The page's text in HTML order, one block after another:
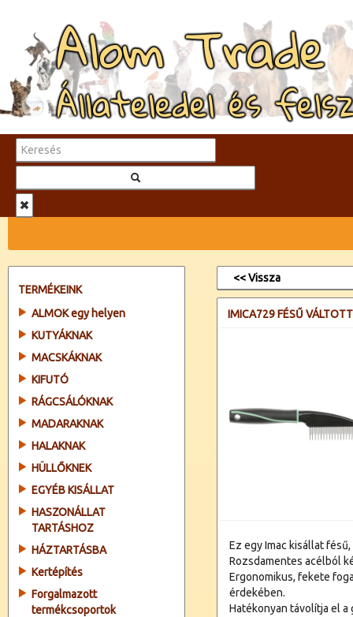
Alom Trade
Állateledel és
TERMÉKEINK
ALMOK egy helyen
KUTYÁKNAK
MACSKÁKNAK
KIFUTÓ
RÁGCSÁLÓKNAK
MADARAKNAK
HALAKNAK
HÜLLŐKNEK
EGYÉB KISÁLLAT
HASZONÁLLAT
TARTÁSHOZ
HÁZTARTÁSBA
Kertépítés
Forgalmazott
termékcsoportok
<< Vissza
IMICA729 FÉSŰ
Ez egy Imac kisállat
Rozsdamentes acélból
Ergonomikus, fekete
érdekében.
Hatékonyan távolítja el a